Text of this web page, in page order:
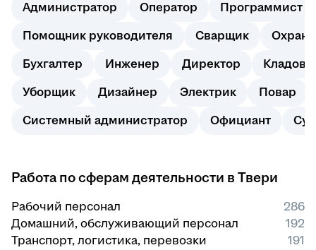
Администратор Оператор Программист
Помощник руководителя Сварщик
Бухгалтер Инженер Директор
Уборщик Дизайнер Электрик Повар
Системный администратор Официант
Работа по сферам деятельности в Твери
Рабочий персонал
286
Домашний, обслуживающий персонал
192
Транспорт, логистика, перевозки
191